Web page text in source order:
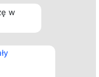
w
Kontakt